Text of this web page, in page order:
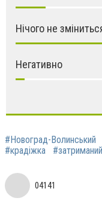
Нічого не
Негативно
#Новоград-Волинський
#крадіжка
#затриманий
04141